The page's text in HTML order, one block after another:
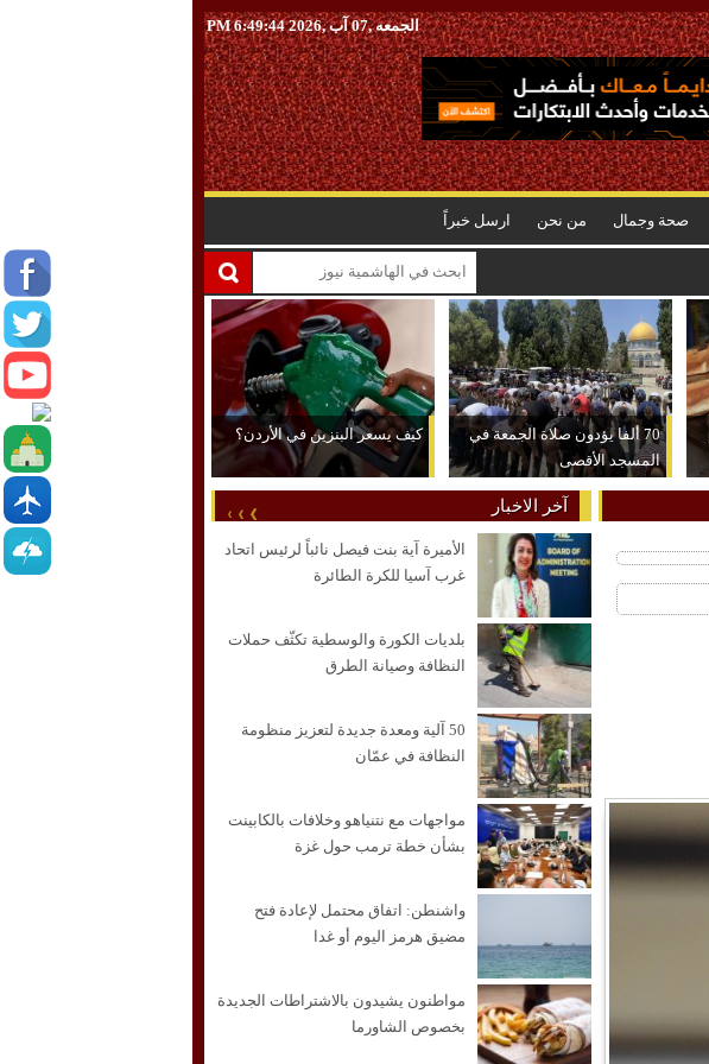
الجمعه ,07 آب ,2026 6:49:45 PM
صحة وجمال من نحن ارسل خبراً
70 ألفا يؤدون صلاة الجمعة في
المسجد الأقصى
كيف يسعر البنزين في الأردن؟
آخر الاخبار
الأميرة آية بنت فيصل نائباً لرئيس اتحاد
غرب آسيا للكرة الطائرة
بلديات الكورة والوسطية تكثّف حملات
النظافة وصيانة الطرق
50 آلية ومعدة جديدة لتعزيز منظومة
النظافة في عمّان
مواجهات مع نتنياهو وخلافات بالكابينت
بشأن خطة ترمب حول غزة
واشنطن: اتفاق محتمل لإعادة فتح
مضيق هرمز اليوم أو غدا
مواطنون يشيدون بالاشتراطات الجديدة
بخصوص الشاورما